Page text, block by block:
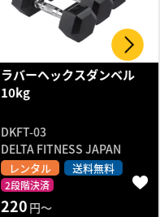
ラバーヘックスダンベル
10kg
DKFT-03
DELTA FITNESS JAPAN
レンタル 送料無料
2段階決済
220円～